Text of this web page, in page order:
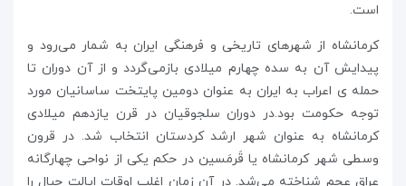
است.
کرمانشاه از شهرهای تاریخی و فرهنگی ایران به‌ شمار می‌رود و
پیدایش آن به سده چهارم میلادی بازمی‌گردد و از آن دوران تا
حمله ی اعراب به ایران به عنوان دومین پایتخت ساسانیان مورد
توجه حکومت بود.در دوران سلجوقیان در قرن یازدهم میلادی
کرمانشاه به عنوان شهر ارشد کردستان انتخاب شد. در قرون
وسطی شهر کرمانشاه یا قَرمَسین در حکم یکی از نواحی چهارگانه
عراق عجم شناخته می‌شد. در آن زمان اغلب اوقات ایالت جبال را